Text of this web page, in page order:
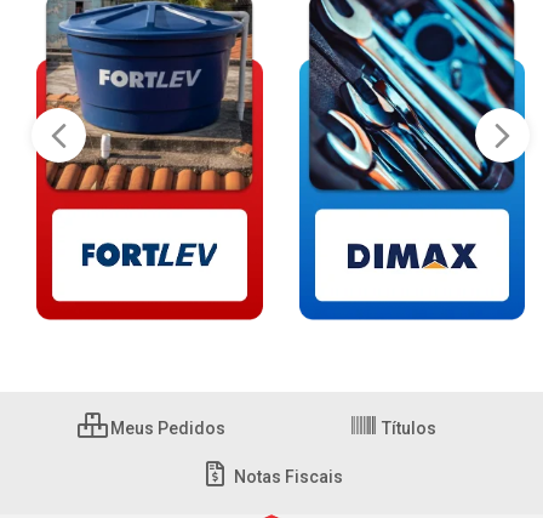
Meus Pedidos Títulos
Notas Fiscais